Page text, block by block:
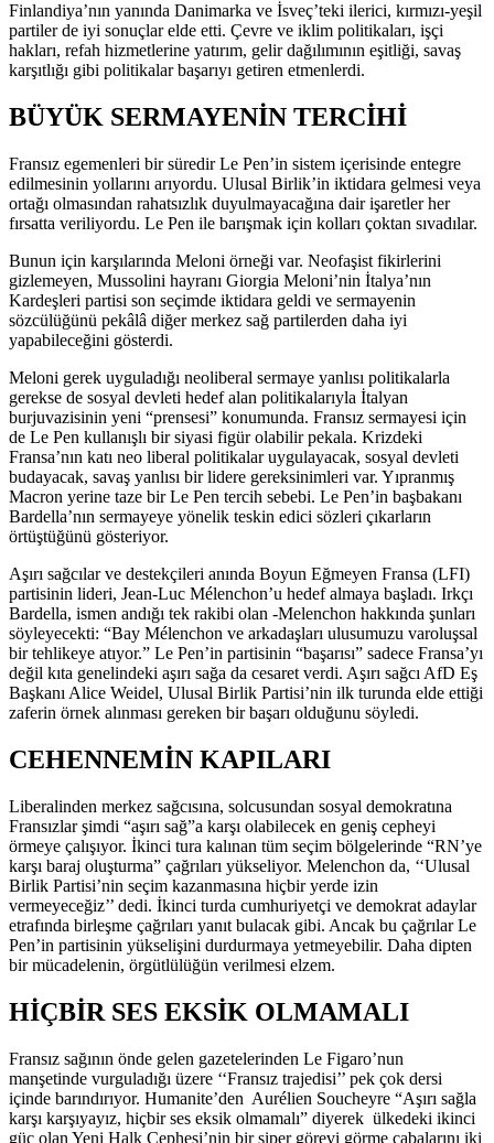
Finlandiya’nın yanında Danimarka ve İsveç’teki ilerici, kırmızı-yeşil
partiler de iyi sonuçlar elde etti. Çevre ve iklim politikaları, işçi
hakları, refah hizmetlerine yatırım, gelir dağılımının eşitliği, savaş
karşıtlığı gibi politikalar başarıyı getiren etmenlerdi.
BÜYÜK SERMAYENİN TERCİHİ
Fransız egemenleri bir süredir Le Pen’in sistem içerisinde entegre
edilmesinin yollarını arıyordu. Ulusal Birlik’in iktidara gelmesi veya
ortağı olmasından rahatsızlık duyulmayacağına dair işaretler her
fırsatta veriliyordu. Le Pen ile barışmak için kolları çoktan sıvadılar.
Bunun için karşılarında Meloni örneği var. Neofaşist fikirlerini
gizlemeyen, Mussolini hayranı Giorgia Meloni’nin İtalya’nın
Kardeşleri partisi son seçimde iktidara geldi ve sermayenin
sözcülüğünü pekâlâ diğer merkez sağ partilerden daha iyi
yapabileceğini gösterdi.
Meloni gerek uyguladığı neoliberal sermaye yanlısı politikalarla
gerekse de sosyal devleti hedef alan politikalarıyla İtalyan
burjuvazisinin yeni “prensesi” konumunda. Fransız sermayesi için
de Le Pen kullanışlı bir siyasi figür olabilir pekala. Krizdeki
Fransa’nın katı neo liberal politikalar uygulayacak, sosyal devleti
budayacak, savaş yanlısı bir lidere gereksinimleri var. Yıpranmış
Macron yerine taze bir Le Pen tercih sebebi. Le Pen’in başbakanı
Bardella’nın sermayeye yönelik teskin edici sözleri çıkarların
örtüştüğünü gösteriyor.
Aşırı sağcılar ve destekçileri anında Boyun Eğmeyen Fransa (LFI)
partisinin lideri, Jean-Luc Mélenchon’u hedef almaya başladı. Irkçı
Bardella, ismen andığı tek rakibi olan -Melenchon hakkında şunları
söyleyecekti: “Bay Mélenchon ve arkadaşları ulusumuzu varoluşsal
bir tehlikeye atıyor.” Le Pen’in partisinin “başarısı” sadece Fransa’yı
değil kıta genelindeki aşırı sağa da cesaret verdi. Aşırı sağcı AfD Eş
Başkanı Alice Weidel, Ulusal Birlik Partisi’nin ilk turunda elde ettiği
zaferin örnek alınması gereken bir başarı olduğunu söyledi.
CEHENNEMİN KAPILARI
Liberalinden merkez sağcısına, solcusundan sosyal demokratına
Fransızlar şimdi “aşırı sağ”a karşı olabilecek en geniş cepheyi
örmeye çalışıyor. İkinci tura kalınan tüm seçim bölgelerinde “RN’ye
karşı baraj oluşturma” çağrıları yükseliyor. Melenchon da, ‘‘Ulusal
Birlik Partisi’nin seçim kazanmasına hiçbir yerde izin
vermeyeceğiz’’ dedi. İkinci turda cumhuriyetçi ve demokrat adaylar
etrafında birleşme çağrıları yanıt bulacak gibi. Ancak bu çağrılar Le
Pen’in partisinin yükselişini durdurmaya yetmeyebilir. Daha dipten
bir mücadelenin, örgütlülüğün verilmesi elzem.
HİÇBİR SES EKSİK OLMAMALI
Fransız sağının önde gelen gazetelerinden Le Figaro’nun
manşetinde vurguladığı üzere ‘‘Fransız trajedisi’’ pek çok dersi
içinde barındırıyor. Humanite’den Aurélien Soucheyre “Aşırı sağla
karşı karşıyayız, hiçbir ses eksik olmamalı” diyerek ülkedeki ikinci
güç olan Yeni Halk Cephesi’nin bir siper görevi görme çabalarını iki